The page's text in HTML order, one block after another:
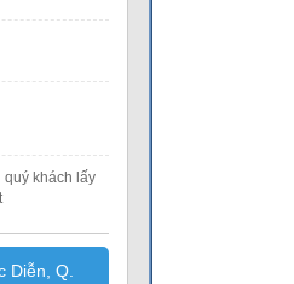
quý khách lấy
Diễn, Q.